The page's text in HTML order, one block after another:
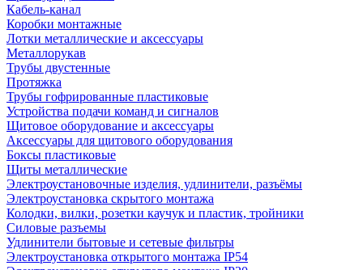
Кабель-канал
Коробки монтажные
Лотки металлические и аксессуары
Металлорукав
Трубы двустенные
Протяжка
Трубы гофрированные пластиковые
Устройства подачи команд и сигналов
Щитовое оборудование и аксессуары
Аксессуары для щитового оборудования
Боксы пластиковые
Щиты металлические
Электроустановочные изделия, удлинители, разъёмы
Электроустановка скрытого монтажа
Колодки, вилки, розетки каучук и пластик, тройники
Силовые разъемы
Удлинители бытовые и сетевые фильтры
Электроустановка открытого монтажа IP54